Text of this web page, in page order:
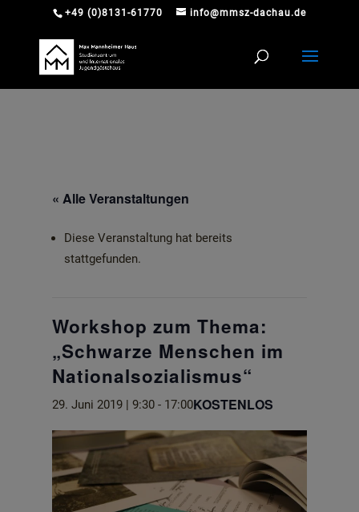
+49 (0)8131-61770 info@mmsz-dachau.de
« Alle Veranstaltungen
Diese Veranstaltung hat bereits
stattgefunden.
Workshop zum Thema:
„Schwarze Menschen im
Nationalsozialismus“
29. Juni 2019 | 9:30- 17:00KOSTENLOS